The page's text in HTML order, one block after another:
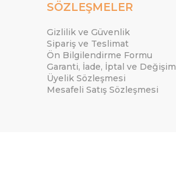
SÖZLEŞMELER
Gizlilik ve Güvenlik
Sipariş ve Teslimat
Ön Bilgilendirme Formu
Garanti, İade, İptal ve Değişim
Üyelik Sözleşmesi
Mesafeli Satış Sözleşmesi